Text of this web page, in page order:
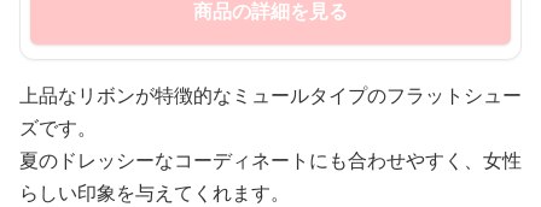
商品の詳細を見る
上品なリボンが特徴的なミュールタイプのフラットシュー
ズです。
夏のドレッシーなコーディネートにも合わせやすく、女性
らしい印象を与えてくれます。